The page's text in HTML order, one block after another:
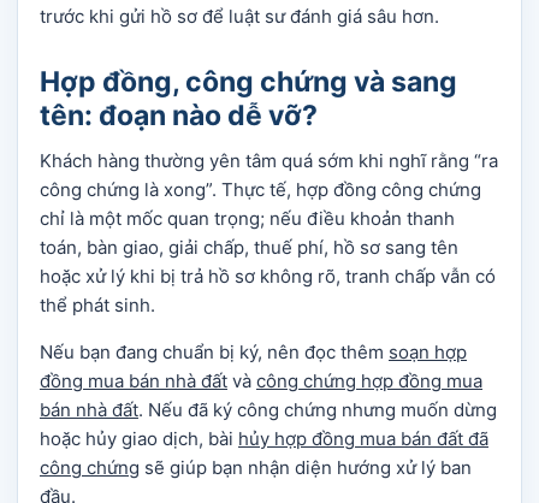
trước khi gửi hồ sơ để luật sư đánh giá sâu hơn.
Hợp đồng, công chứng và sang
tên: đoạn nào dễ vỡ?
Khách hàng thường yên tâm quá sớm khi nghĩ rằng “ra
công chứng là xong”. Thực tế, hợp đồng công chứng
chỉ là một mốc quan trọng; nếu điều khoản thanh
toán, bàn giao, giải chấp, thuế phí, hồ sơ sang tên
hoặc xử lý khi bị trả hồ sơ không rõ, tranh chấp vẫn có
thể phát sinh.
Nếu bạn đang chuẩn bị ký, nên đọc thêm soạn hợp
đồng mua bán nhà đất và công chứng hợp đồng mua
bán nhà đất. Nếu đã ký công chứng nhưng muốn dừng
hoặc hủy giao dịch, bài hủy hợp đồng mua bán đất đã
công chứng sẽ giúp bạn nhận diện hướng xử lý ban
đầu.